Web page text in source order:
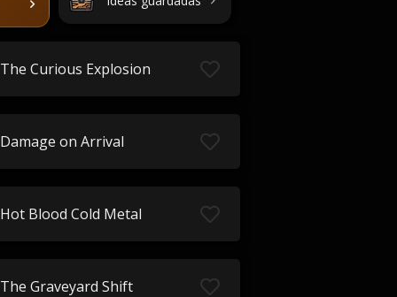
The Curious Explosion
Damage on Arrival
Hot Blood Cold Metal
The Graveyard Shift